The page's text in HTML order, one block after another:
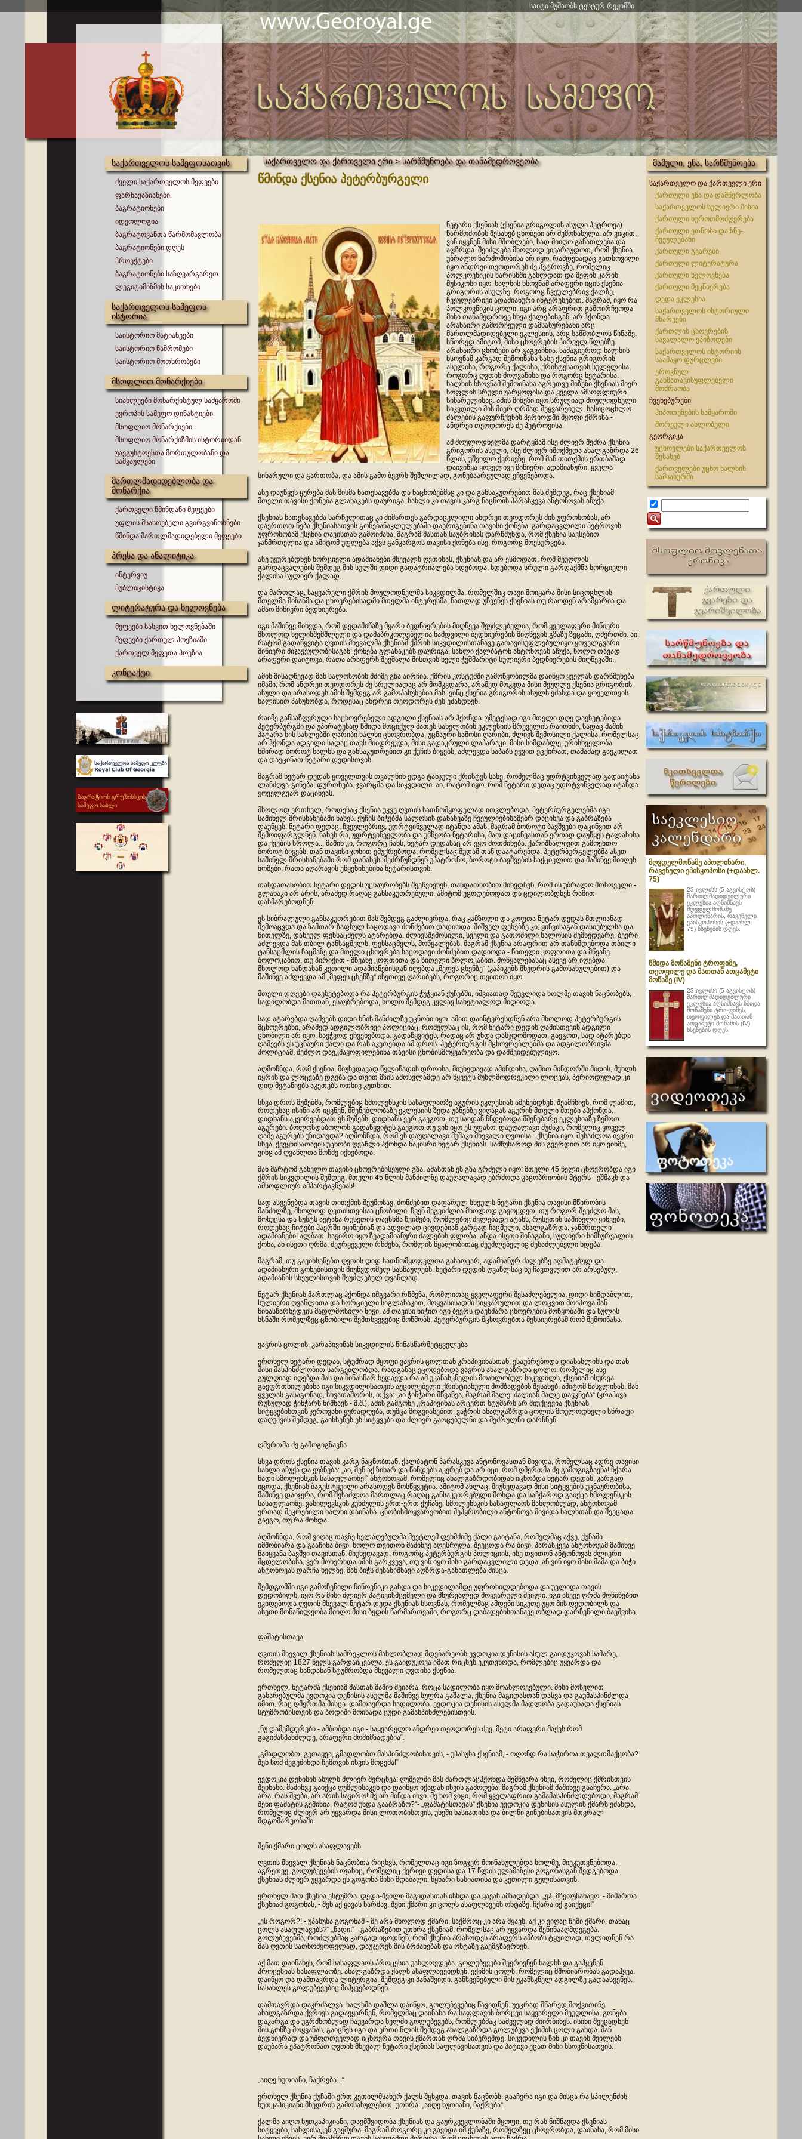
საიტი მუშაობს ტესტურ რეჟიმში
საქართველოს სამეფოსათვის
ძველი საქართველოს მეფეები
ფარნავაზიანები
ბაგრატიონები
იდეოლოგია
ბაგრატოვანთა წარმომავლობა
ბაგრატიონები დღეს
პროექტები
ბაგრატიონები საზღვარგარეთ
ლეგიტიმიზმის საკითხები
საქართველოს სამეფოს
ისტორია
საისტორიო მატიანეები
საისტორიო ნაშრომები
საისტორიო მოთხრობები
მსოფლიო მონარქიები
სიახლეები მონარქისტულ სამყაროში
ევროპის სამეფო დინასტიები
მსოფლიო მონარქიები
მსოფლიო მონარქიზმის ისტორიიდან
უავგუსტოესთა მორთულობანი და
სამკაულები
მართლმადიდებლობა და
მონარქია
ქართველი წმინდანი მეფეები
უფლის მსასოებელი გვირგვინოსნები
წმინდა მართლმადიდებელი მეფეები
პრესა და ანალიტიკა
ინტერვიუ
პუბლიცისტიკა
ლიტერატურა და ხელოვნება
მეფეები სახვით ხელოვნებაში
მეფეები ქართულ პოეზიაში
ქართველ მეფეთა პოეზია
კონტაქტი
საქართველო და ქართველი ერი > სარწმუნოება და თანამედროვეობა
წმინდა ქსენია პეტერბურგელი
ნეტარი ქსენიას (ქსენია გრიგოლის ასული პეტროვა)
წარმოშობის შესახებ ცნობები არ შემონახულა. არ ვიცით,
ვინ იყვნენ მისი მშობლები, სად მიიღო განათლება და
აღზრდა. შეიძლება მხოლოდ ვივარაუდოთ, რომ ქსენია
უბრალო წარმოშობისა არ იყო, რამდენადაც გათხოვილი
იყო ანდრეი თეოდორეს ძე პეტროვზე, რომელიც
პოლკოვნიკის ხარისხში გახლდათ და მეფის კარის
მუსიკოსი იყო. ხალხის ხსოვნამ არაფერი იცის ქსენია
გრიგორის ასულზე, როგორც ჩვეულებრივ ქალზე,
ჩვეულებრივი ადამიანური ინტერესებით. მაგრამ, იყო რა
პოლკოვნიკის ცოლი, იგი არც არაფრით გამოირჩეოდა
მისი თანამედროვე სხვა ქალებისგან, არ ჰქონდა
არანაირი გამორჩეული დამსახურებანი არც
მართლმადიდებელი ეკლესიის, არც სამშობლოს წინაშე.
სწორედ ამიტომ, მისი ცხოვრების პირველ წლებზე
არანაირი ცნობები არ გაგვაჩნია. სამაგიეროდ ხალხის
ხსოვნამ კარგად შემოინახა სახე ქსენია გრიგორის
ასულისა, როგორც ქალისა, ქრისტესათვის სულელისა,
როგორც ღვთის მოღვაწისა და როგორც ნეტარისა.
ხალხის ხსოვნამ შემოინახა აგრეთვე მიზეზი ქსენიას მიერ
სოფლის სრული უარყოფისა და ყველა ამსოფლიური
სიხარულისაც. ამის მიზეზი იყო სრულიად მოულოდნელი
სიკვდილი მის მიერ ღრმად შეყვარებულ, სასიცოცხლო
ძალების გაფურჩქვნის პერიოდში მყოფი ქმრისა -
ანდრეი თეოდორეს ძე პეტროვისა.
ამ მოულოდნელმა დარტყმამ ისე ძლიერ შეძრა ქსენია
გრიგორის ასული, ისე ძლიერ იმოქმედა ახალგაზრდა 26
წლის, უშვილო ქვრივზე, რომ მან თითქმის ერთბაშად
დაივიწყა ყოველივე მიწიერი, ადამიანური, ყველა
სიხარული და გართობა, და ამის გამო ბევრს შეშლილად, გონებაარეულად ეჩვენებოდა.
ასე დაუწყეს ყურება მას მისმა ნათესავებმა და ნაცნობებმაც კი და განსაკუთრებით მას შემდეგ, რაც ქსენიამ
მთელი თავისი ქონება გლახაკებს დაურიგა, სახლი კი თავის კარგ ნაცნობს პარასკევა ანტონოვას აჩუქა.
ქსენიას ნათესავებმა სარჩელითაც კი მიმართეს გარდაცვლილი ანდრეი თეოდორეს ძის უფროსობას, არ
დაერთოთ ნება ქსენიასათვის გონებანაკლულებაში დაერიგებინა თავისი ქონება. გარდაცვლილი პეტროვის
უფროსობამ ქსენია თავისთან გამოიძახა, მაგრამ მასთან საუბრისას დარწმუნდა, რომ ქსენია სავსებით
ჯანმრთელია და ამიტომ უფლება აქვს განკარგოს თავისი ქონება ისე, როგორც მოესურვება.
ასე უყურებდნენ ხორციელი ადამიანები მხევალს ღვთისას, ქსენიას და არ ესმოდათ, რომ მეუღლის
გარდაცვალების შემდეგ მის სულში დიდი გადატრიალება ხდებოდა, ხდებოდა სრული გარდაქმნა ხორციელი
ქალისა სულიერ ქალად.
და მართლაც, საყვარელი ქმრის მოულოდნელმა სიკვდილმა, რომელშიც თავი მოიყარა მისი სიცოცხლის
მთელმა მიზანმა და ცხოვრებისადმი მთელმა ინტერესმა, ნათლად უჩვენეს ქსენიას თუ რაოდენ არამყარია და
ამაო მიწიერი ბედნიერება.
იგი მაშინვე მიხვდა, რომ დედამიწაზე მყარი ბედნიერების მიღწევა შეუძლებელია, რომ ყველაფერი მიწიერი
მხოლოდ ხელისშემშლელი და დამაბრკოლებელია ნამდვილი ბედნიერების მიღწევის გზაზე ზეცაში, ღმერთში. აი,
რატომ გადაწყვიტა ღვთის მხევალმა ქსენიამ ქმრის სიკვდილისთანავე გათავისუფლებულიყო ყოველგვარი
მიწიერი მიჯაჭვულობისაგან: ქონება გლახაკებს დაურიგა, სახლი ქალბატონ ანტონოვას აჩუქა, ხოლო თავად
არაფერი დაიტოვა, რათა არაფერს შეეშალა მისთვის ხელი ჭეშმარიტი სულიერი ბედნიერების მიღწევაში.
ამის მისაღწევად მან სალოსობის მძიმე გზა აირჩია. ქმრის კოსტუმში გამოწყობილმა დაიწყო ყველას დარწმუნება
იმაში, რომ ანდრეი თეოდორეს ძე სრულიადაც არ მომკვდარა, არამედ მოკვდა მისი მეუღლე ქსენია გრიგორის
ასული და არასოდეს ამის შემდეგ არ გამოპასუხებია მას, ვინც ქსენია გრიგორის ასულს ეძახდა და ყოველთვის
ხალისით პასუხობდა, როდესაც ანდრეი თეოდორეს ძეს ეძახდნენ.
რაიმე განსაზღვრული საცხოვრებელი ადგილი ქსენიას არ ჰქონდა. უმეტესად იგი მთელი დღე დაეხეტებიდა
პეტერბურგში და უპირატესად წმიდა მოციქულ მათეს სახელობის ეკლესიის მრეველის რაიონში, სადაც მაშინ
პატარა ხის სახლებში ღარიბი ხალხი ცხოვრობდა. უცნაური სამოსი ღარიბი, ძლივს შემოსილი ქალისა, რომელსაც
არ ჰქონდა ადგილი სადაც თავს მიიდრეკდა, მისი გადაკრული ლაპარაკი, მისი სიმდაბლე, ურისხველობა
ხშირად ბოროტ ხალხს და განსაკუთრებით კი ქუჩის ბიჭებს, აძლევდა საბაბს ეჭვით ეცქირათ, თამამად გაეკილათ
და დაეცინათ ნეტარი დედისთვის.
მაგრამ ნეტარ დედას ყოველთვის თვალწინ ედგა ტანჯული ქრისტეს სახე, რომელმაც უდრტვინველად გადაიტანა
ლანძღვა-გინება, ფურთხება, ჯვარცმა და სიკვდილი. აი, რატომ იყო, რომ ნეტარი დედაც უდრტვინველად იტანდა
ყოველგვარ დაცინვას.
მხოლოდ ერთხელ, როდესაც ქსენია უკვე ღვთის სათნომყოფელად ითვლებოდა, პეტერბურგელებმა იგი
საშინელ მრისხანებაში ნახეს. ქუჩის ბიჭებმა სალოსის დანახვაზე ჩვეულიებისამებრ დაცინვა და გაბრაზება
დაუწყეს. ნეტარი დედაც, ჩვეულებრივ, უდრტვინველად იტანდა ამას, მაგრამ ბოროტი ბავშვები დაცინვით არ
შემოიფარგლნენ. ნახეს რა, უდრტვინველობა და უმწეობა ნეტარისა, მათ დაცინვასთან ერთად დაუწყეს ტალახისა
და ქვების სროლა... მაშინ კი, როგორც ჩანს, ნეტარ დედასაც არ ეყო მოთმინება. ქარიშხალივით გამოენთო
ბოროტ ბიჭებს, თან თავისი ჯოხით ემუქრებოდა, რომელსაც მუდამ თან დაატარებდა. პეტერბურგელებმა ასეთ
საშინელ მრისხანებაში რომ დანახეს, შეძრწუნდნენ უპატრონო, ბოროტი ბავშვების საქციელით და მაშინვე მიიღეს
ზომები, რათა აღარავის ეწყენინებინა ნეტარისთვის.
თანდათანობით ნეტარი დედის უცნაურობებს შეეჩვივნენ, თანდათნობით მიხვდნენ, რომ ის უბრალო მთხოველი -
გლახაკი არ არის, არამედ რაღაც განსაკუთრებული. ამიტომ ეცოდებოდათ და ცდილობდნენ რამით
დახმარებოდნენ.
ეს სიბრალული განსაკუთრებით მას შემდეგ გაძლიერდა, რაც კამზოლი და კოფთა ნეტარ დედას მთლიანად
შემოაცვდა და ზამთარ-ზაფხულ საცოდავი ძონძებით დადიოდა. შიშველ ფეხებზე კი, ყინვისაგან დასიებულსა და
წითელზე, დახეულ ფეხსაცმელს ატარებდა. ძლივსშემოსილი, სველი და გათოშილი სალოსის შემხედვარე, ბევრი
აძლევდა მას თბილ ტანსაცმელს, ფეხსაცმელს, მოწყალებას, მაგრამ ქსენია არაფრით არ თანხმდებოდა თბილი
ტანსაცმლის ჩაცმაზე და მთელი ცხოვრება საცოდავი ძონძებით დადიოდა - წითელი კოფთითა და მწვანე
ბოლოკაბით, თუ პირიქით - მწვანე კოფთითა და წითელი ბოლოკაბით. მოწყალებასაც ასევე არ იღებდა.
მხოლოდ ხანდახან კეთილი ადამიანებისგან იღებდა „მეფეს ცხენზე“ (კაპიკებს მხედრის გამოსახულებით) და
მაშინვე აძლევდა ამ „მეფეს ცხენზე“ ისეთივე ღარიბებს, როგორიც თვითონ იყო.
მთელი დღეები დაეხეტებოდა რა პეტერბურგის ჭუჭყიან ქუჩებში, იშვიათად შეუვლიდა ხოლმე თავის ნაცნობებს,
სადილობდა მათთან, ესაუბრებოდა, ხოლო შემდეგ კვლავ სახეტიალოდ მიდიოდა.
სად ატარებდა ღამეებს დიდი ხნის მანძილზე უცნობი იყო. ამით დაინტერესდნენ არა მხოლოდ პეტერბურგის
მცხოვრებნი, არამედ ადგილობრივი პოლიციაც, რომელსაც ის, რომ ნეტარი დედის ღამისთევის ადგილი
ცნობილი არ იყო, საეჭვოდ ეჩვენებოდა. გადაწყვიტეს, რადაც არ უნდა დასჯდომოდათ, გაეგოთ, სად ატარებდა
ღამეებს ეს უცნაური ქალი და რას აკეთებდა ამ დროს. პეტერბურგის მცხოვრებლებმა და ადგილობრივმა
პოლიციამ, შეძლო დაეკმაყოფილებინა თავისი ცნობისმოყვარეობა და დამშვიდებულიყო.
აღმოჩნდა, რომ ქსენია, მიუხედავად წელიწადის დროისა, მიუხედავად ამინდისა, ღამით მინდორში მიდის, მუხლს
იყრის და ლოცვაზე დგება და თვით მზის ამოსვლამდე არ წყვეტს მუხლმოდრეკილი ლოცვას, პერიოდულად კი
დიდ მეტანიებს აკეთებს ოთხივ კუთხით.
სხვა დროს მუშებმა, რომლებიც სმოლენსკის სასაფლაოზე აგურის ეკლესიას აშენებდნენ, შეამჩნიეს, რომ ლამით,
როდესაც ისინი არ იყვნენ, მშენებლობაზე ეკლესიის ზედა უბნებზე ვიღაცას აგურის მთელი მთები აჰქონდა.
დიდხანს აკვირვებდათ ეს მუშებს, დიდხანს ვერ გაეგოთ, თუ საიდან ჩნდებოდა მშენებარე ეკლესიაზე ზემოთ
აგურები. ბოლოსდაბოლოს გადაწყვიტეს გაეგოთ თუ ვინ იყო ეს უფასო, დაუღალავი მუშაკი, რომელიც ყოველ
ღამე აგურებს უზიდავდა? აღმოჩნდა, რომ ეს დაუღალავი მუშაკი მხევალი ღვთისა - ქსენია იყო. შესაძლოა ბევრი
სხვა, ქვეყნისათავის უცნობი ღვაწლი ჰქონდა ნაკისრი ნეტარ ქსენიას. სამწუხაროდ მის გვერდით არ იყო ვინმე,
ვინც ამ ღვაწლთა მოწმე იქნებოდა.
მან მარტომ განვლო თავისი ცხოვრებისეული გზა. ამასთან ეს გზა გრძელი იყო: მთელი 45 წელი ცხოვრობდა იგი
ქმრის სიკვდილის შემდეგ, მთელი 45 წლის მანძილზე დაუღალავად ებრძოდა კაცობრიობის მტერს - ეშმაკს და
ამსოფლიურ ამპარტავნებას!
სად ასვენებდა თავის თითქმის შეუმოსავ, ძონძებით დაფარულ სხეულს ნეტარი ქსენია თავისი მწირობის
მანძილზე, მხოლოდ ღვთისთვისაა ცნობილი. ჩვენ შეგვიძლია მხოლოდ გავოცდეთ, თუ როგორ შეეძლო მას,
მოხუცსა და სუსტს აეტანა რუსეთის თავსხმა წვიმები, რომლებიც ძვლებადე ატანს, რუსეთის საშინელი ყინვები,
როდესაც ჩიტები ჰაერში იყინებიან და ადვილად ცივდებიან კარგად ჩაცმული, ახალგაზრდა, ჯანმრთელი
ადამიანები! ალბათ, საჭირო იყო ზეადამიანური ძალების ფლობა, ანდა ისეთი შინაგანი, სულიერი სიმხურვალის
ქონა, ან ისეთი ღრმა, შეურყეველი რწმენა, რომლის წყალობითაც შეუძლებელიც შესაძლებელი ხდება.
მაგრამ, თუ გავიხსენებთ ღვთის დიდ სათნომყოფელთა გასაოცარ, ადამიანურ ძალებზე აღმატებულ და
ადამიანური გონებისთვის მიუწვდომელ სასწაულებს, ნეტარი დედის ღვაწლსაც ნუ ჩავთვლით არ არსებულ,
ადამიანის სხეულისთვის შეუძლებელ ღვაწლად.
ნეტარ ქსენიას მართლაც ჰქონდა იმგვარი რწმენა, რომლითაც ყველაფერი შესაძლებელია. დიდი სიმდაბლით,
სულიერი ღვაწლითა და ხორციელი სიგლახაკით, მოყვასისადმი სიყვარულით და ლოცვით მოიპოვა მან
წინასწარხედვის მადლმოსილი ნიჭი. ამ თავისი ნიჭით იგი ბევრს დაეხმარა ცხოვრების მოწყობაში და სულის
ხსნაში რომელზეც ცნობილი შემთხვევებიც მოწმობს, პეტერბურგის მცხოვრებთა მეხსიერებამ რომ შემოინახა.
ვაჭრის ცოლის, კარაპივინას სიკვდილის წინასწარმეტყველება
ერთხელ ნეტარი დედაა, სტუმრად მყოფი ვაჭრის ცოლთან კრაპივინასთან, ესაუბრებოდა დიასახლისს და თან
მისი მასპინძლობით სარგებლობდა. რადგანაც ეცოდებოდა ვაჭრის ახალგაზრდა ცოლო, რომელიც ასე
გულღიად იღებდა მას და წინასწარ ხედავდა რა ამ უკანასკნელის მოახლობულ სიკვდილს, ქსენიამ ისურვა
გაეფრთხილებინა იგი სიკვდილისათვის აუცილებელი ქრისტიანული მომზადების შესახებ. ამიტომ წასვლისას, მან
ყველას გასაგონად, სხვათაშორის, თქვა: „აი ჭინჭარი მწვანეა, მაგრამ მალე, ძალიან მალე დაჭკნება“ (კრაპივა
რუსულად ჭინჭარს ნიშნავს - მ.შ.). ამის გამგონე კრაპივინას არცერთ სტუმარს არ მიუქცევია ქსენიას
სიტყვებისთვის ჯეროვანი ყურადღება, თუმცა მოგვიანებით, ვაჭრის ახალგაზრდა ცოლის მოულოდნელი სწრაფი
დაღუპვის შემდეგ, გაიხსენეს ეს სიტყვები და ძლიერ გაოცებულნი და შეძრულნი დარჩნენ.
ღმერთმა ძე გამოგიგზავნა
სხვა დროს ქსენია თავის კარგ ნაცნობთან, ქალბატონ პარასკევა ანტონოვასთან მივიდა, რომელსაც ადრე თავისი
სახლი აჩუქა და ეუბნება: „აი, შენ აქ ზიხარ და წინდებს აკერებ და არ იცი, რომ ღმერთმა ძე გამოგიგზავნა! ჩქარა
წადი სმოლენსკის სასაფლაოზე!“ ანტონოვამ, რომელიც ახალგაზრდობიდან იცნობდა ნეტარ დედას, კარგად
იცოდა, ქსენიას ბაგეს ტყუილი არასოდეს მოსწყვეტია. ამიტომ ახლაც, მიუხედავად მისი სიტყვების უცნაურობისა,
მაშინვე დაიჯერა, რომ შესაძლოა მართლაც რაღაც განსაკუთრებული მოხდა და საჩქაროდ გაიქცა სმოლენსკის
სასაფლაოზე. ვასილევსკის კუნძულის ერთ-ერთ ქუჩაზე, სმოლენსკის სასაფლაოს მახლობლად, ანტონოვამ
ერთად შეკრებილი ხალხი დაინახა. ცნობისმოყვარეობით შეპყრობილი ანტონოვა მივიდა ხალხთან და შეეცადა
გაეგო, თუ რა მოხდა.
აღმოჩნდა, რომ ვიღაც თავზე ხელაღებულმა მეეტლემ ფეხმძიმე ქალი გაიტანა, რომელმაც აქვე, ქუჩაში
იმშობიარა და გააჩინა ბიჭი, ხოლო თვითონ მაშინვე აღესრულა. შეეცოდა რა ბიჭი, პარასკევა ანტონოვამ მაშინვე
წაიყვანა ბავშვი თავისთან. მიუხედავად, როგორც პეტერბურგის პოლიციის, ისე თვითონ ანტონოვას ძლიერი
მცდელობისა, ვერ მოხერხდა იმის გარკვევა, თუ ვინ იყო მისი გარდაცვლილი დედა, ან ვინ იყო მისი მამა და ბიჭი
ანტონოვას დარჩა ხელზე. მან ბიჭს შესანიშნავი აღზრდა-განათლება მისცა.
შემდგომში იგი გამოჩენილი ჩინოვნიკი გახდა და სიკვდილამდე უფრთხილდებოდა და უვლიდა თავის
დედობილს, იყო რა მისი ძლიერ პატივისმცემელი და მხურვალედ მოყვარული შვილი. იგი ასევე ღრმა მოწიწებით
ეკიდებოდა ღვთის მხევალ ნეტარ დედა ქსენიას ხსოვნას, რომელმაც ამდენი სიკეთე უყო მის დედობილს და
ასეთი მონაწილეობა მიიღო მისი ბედის წარმართვაში, როგორც დაბადებისთანავე ობლად დარჩენილი ბავშვისა.
ფაშატისთავა
ღვთის მხევალ ქსენიას სამრეკლოს მახლობლად მდებარეობს ევდოკია დენისის ასულ გაიდუკოვას სამარე,
რომელიც 1827 წელს გარდაიცვალა. ეს გაიდუკოვა იმათ რიცხვს ეკუთვნოდა, რომლებიც უყვარდა და
რომელთაც ხანდახან სტუმრობდა მხევალი ღვთისა ქსენია.
ერთხელ, ნეტარმა ქსენიამ მასთან მაშინ შეიარა, როცა სადილობა იყო მოახლოვებული. მისი მოსვლით
გახარებულმა ევდოკია დენისის ასულმა მაშინვე სუფრა გაშალა, ქსენია მაგიდასთან დასვა და გაუმასპინძლდა
იმით, რაც ღმერთმა მისცა. დამთავრდა სადილობა. ევდოკია დენისის ასულმა მადლობა გადაუხადა ქსენიას
სტუმრობისთვის და ბოდიში მოიხადა ცუდი გამასპინძლებისთვის.
„ნუ დამემდურები - ამბობდა იგი - საყვარელო ანდრეი თეოდორეს ძევ, მეტი არაფერი მაქვს რომ
გაგიმასპანძლდე, არაფერი მომიმზადებია“.
„გმადლობთ, გეთაყვა, გმადლობთ მასპინძლობისთვის, - უპასუხა ქსენიამ, - ოღონდ რა საჭიროა თვალთმაქცობა?
შენ ხომ შეგეშინდა ჩემთვის იხვის მოცემა!“
ევდოკია დენისის ასულს ძლიერ შერცხვა: ღუმელში მას მართლაცჰქონდა შემწვარა იხვი, რომელიც ქმრისთვის
შეინახა. მაშინვე გაიქცა ღუმლისაკენ და დაიწყო იქადან იხვის გამოღება, მაგრამ ქსენიამ მაშინვე გააჩერა: „არა,
არა, რას შვები, არ არის საჭირო! მე არ მინდა იხვი. მე ხომ ვიცი, რომ ყველაფრით გამამასპინძლდებოდი, მაგრამ
შენი ფაშატის გეშინია, რატომ უნდა გააბრაზო?“- „ფაშატისთავას“ ქსენია ევდოკია დენისის ასულის ქმარს ეძახდა,
რომელიც ძლიერ არ უყვარდა მისი ლოთობისთვის, უხეში ხასიათისა და ბილწი გინებისათვის მთვრალ
მდგომარეობაში.
შენი ქმარი ცოლს ასაფლავებს
ღვთის მხევალ ქსენიას ნაცნობთა რიცხვს, რომელთაც იგი ზოგჯერ მოინახულებდა ხოლმე, მიეკუთვნებოდა,
აგრეთვე, გოლუბევების ოჯახიც, რომელიც ქვრივი დედისა და 17 წლის ულამაზესი გოგონასგან შედგებოდა.
ქსენიას ძლიერ უყვარდა ეს გოგონა მისი მდაბალი, წყნარი ხასიათისა და კეთილი გულისათვის.
ერთხელ მათ ქსენია ესტუმრა. დედა-შვილი მაგიდასთან ისხდა და ყავას ამზადებდა. „ეჰ, მზეთუნახავო, - მიმართა
ქსენიამ გოგონას, - შენ აქ ყავას ხარშავ, შენი ქმარი კი ცოლს ასაფლავებს ოხტაზე. ჩქარა იქ გაიქეცი!“
„ეს როგორ?! - უპასუხა გოგონამ - მე არა მხოლოდ ქმარი, საქმროც კი არა მყავს. აქ კი ვიღაც ჩემი ქმარი, თანაც
ცოლს ასაფლავებს?“ „წადი!“ - გაბრაზებით უთხრა ქსენიამ, რომელსაც არ უყვარდა შეწინააღმდეგება.
გოლუბევებმა, როძლებმაც კარგად იცოდნენ, რომ ქსენია არასოდეს არაფერს ამბობს ტყუილად, თვლიდნენ რა
მას ღვთის სათნომყოფელად, დაუჯერეს მის ბრძანებას და ოხტაზე გაემგზავრნენ.
აქ მათ დაინახეს, რომ სასაფლაოს პროცესია უახლოვდება. გოლუბევები შეერივნენ ხალხს და გაჰყვნენ
პროცესიას სასაფლაოზე. ახალგაზრდა ქალს ასაფლავებდნენ, ექიმის ცოლს, რომელიც მშობიარობას გადაჰყვა.
დაიწყო და დამთავრდა ლიტურგია, შემდეგ კი პანაშვიდი. განსვენებული მის უკანსკნელ ადგილზე გადაასვენეს.
სასახლეს გოლუბევებიც მიჰყვებოდნენ.
დამთავრდა დაკრძალვა. ხალხმა დაშლა დაიწყო, გოლუბევებიც წავიდნენ. უეცრად მწარედ მოქვითინე
ახალგაზრდა ქვრივს გადაეყარნენ, რომელმაც დაინახა რა საფლავის ბორცვი საყვარელი მეუღლისა, გონება
დაკარგა და უგრძნობლად ჩაუვარდა ხელში გოლუბევებს, რომლებმაც საშველად მიირბინეს. ისინი შეეცადნენ
მის გონზე მოყვანას, გაიცნეს იგი და ერთი წლის შემდეგ ახალგაზრდა გოლუბევა ექიმის ცოლი გახდა. მან
ბედნიერად და უშფთთველად იცხოვრა თავის ქმართან ღრმა სიბერემდე. სიკვდილის წინ კი თავის შვილებს
დაუბარა ეპატრონათ ღვთის მხევალ ნეტარი ქსენიას საფლავისათვის და პატივი ეცათ მისი ხსოვნისათვის.
„აიღე ხუთიანი, ჩაქრება...“
ერთხელ ქსენია ქუჩაში ერთ კეთილმსახურ ქალს შყხკდა, თავის ნაცნობს. გააჩერა იგი და მისცა რა სპილენძის
ხუთკაპიკიანი მხედრის გამოსახულებით, უთხრა: „აიღე ხუთიანი, ჩაქრება“.
ქალმა აიღო ხუთკაპიკიანი, დაემშვიდობა ქსენიას და გაურკვევლობაში მყოფი, თუ რას ნიშნავდა ქსენიას
სიტყვები, სახლისაკენ გაეშურა. მაგრამ როგორც კი გავიდა იმ ქუჩაზე, რომელზეც ცხოვრობდა, დაინახა, რომ მისი
მამული, ენა, სარწმუნოება
საქართველო და ქართველი ერი
ქართული ენა და დამწერლობა
საქართველოს სულიერი მისია
ქართული ხუროთმოძღვრება
ქართული ეთნოსი და ზნე-
ჩვეულებანი
ქართული გვარები
ქართული ლიტერატურა
ქართული ხელოვნება
ქართული მეცნიერება
დედა ეკლესია
საქართველოს ისტორიული
მხარეები
ქართლის ცხოვრების
სავალალო ეპიზოდები
საქართველოს ისტორიის
საამაყო ფურცლები
ეროვნულ-
განმათავისუფლებელი
მოძრაობა
ჩვენებურები
ჰიპოთეზების სამყაროში
შორეული ახლობელი
გეორგიკა
უცხოელები საქართველოს
შესახებ
ქართველები უცხო ხალხის
სამსახურში
მღვდელმოწამე აპოლინარი,
რავენელი ეპისკოპოსი (+დაახლ.
75)
23 ივლისს (5 აგვისტოს)
მართლმადიდებლური
ეკლესია აღნიშნავს
მღვდელმოწამე
აპოლინარის, რავენელი
ეპისკოპოსის (+დაახლ.
75) ხსენების დღეს.
წმიდა მოწამენი ტროფიმე,
თეოფილე და მათთან ათცამეტი
მოწამე (IV)
23 ივლისი (5 აგვისტოს)
მართლმადიდებლური
ეკლესია აღნიშნავს წმიდა
მოწამენი ტროფიმეს,
თეოფილეს და მათთან
ათცამეტი მოწამის (IV)
ხსენების დღეს.